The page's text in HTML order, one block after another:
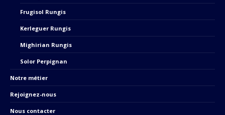
Frugisol Rungis
Kerleguer Rungis
Mighirian Rungis
Solor Perpignan
Notre métier
Rejoignez-nous
Nous contacter